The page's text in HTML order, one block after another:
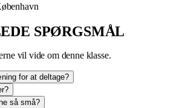
SPØRGSMÅL
vil vide om denne klasse.
for at deltage?
så små?